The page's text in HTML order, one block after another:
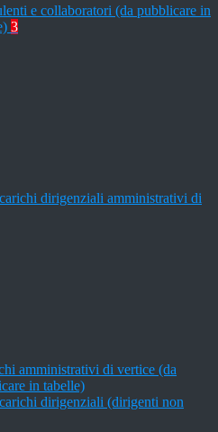
e collaboratori (da pubblicare in
3
dirigenziali amministrativi di
amministrativi di vertice (da
in tabelle)
dirigenziali (dirigenti non